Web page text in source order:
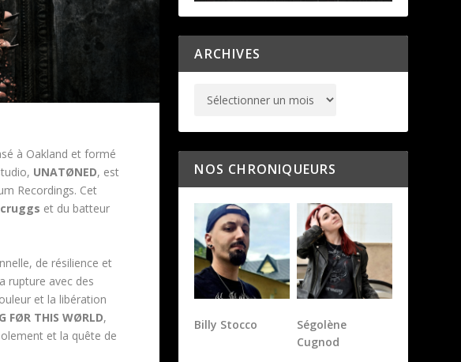
à Oakland et formé
UNATØNED, est
Recordings. Cet
et du batteur
de résilience et
rupture avec des
et la libération
FØR THIS WØRLD,
et la quête de
ARCHIVES
NOS CHRONIQUEURS
Billy Stocco
Ségolène
Cugnod